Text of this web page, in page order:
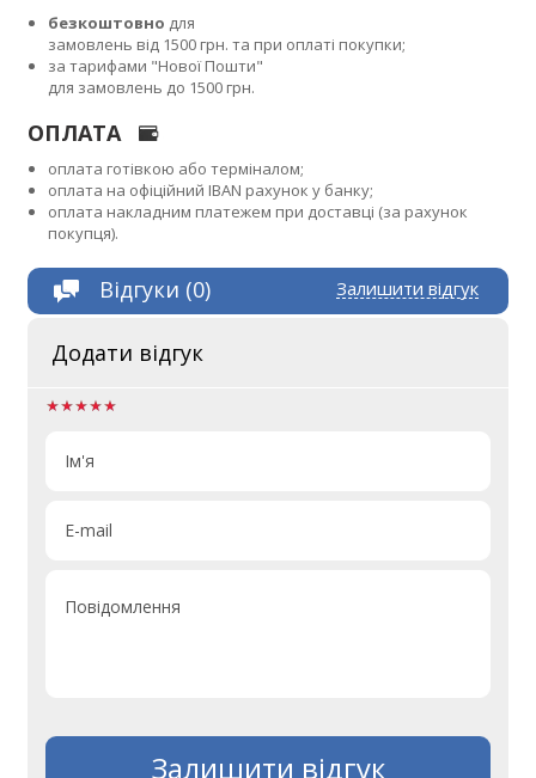
безкоштовно для
замовлень від 1500 грн. та при оплаті покупки;
за тарифами "Нової Пошти"
для замовлень до 1500 грн.
ОПЛАТА
оплата готівкою або терміналом;
оплата на офіційний IBAN рахунок у банку;
оплата накладним платежем при доставці (за рахунок
покупця).
Залишити відгук
Відгуки (0)
Додати відгук
Ім'я
E-mail
Повідомлення
Залишити відгук